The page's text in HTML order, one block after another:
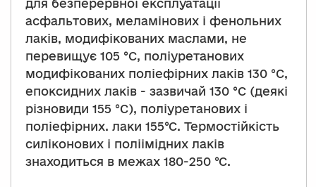
для безперервної експлуатації
асфальтових, меламінових і фенольних
лаків, модифікованих маслами, не
перевищує 105 °C, поліуретанових
модифікованих поліефірних лаків 130 °C,
епоксидних лаків - зазвичай 130 °C (деякі
різновиди 155 °C), поліуретанових і
поліефірних. лаки 155°С. Термостійкість
силіконових і поліімідних лаків
знаходиться в межах 180-250 °С.